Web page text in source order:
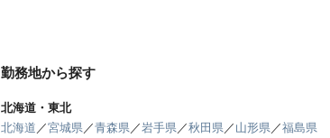
勤務地から探す
北海道・東北
北海道 ／宮城県／青森県／岩手県／秋田県／ 山形県／福島県